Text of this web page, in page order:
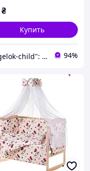
₴
Купить
"Angelok-child": Интернет-магазин детских товаров. Зимние комбинезоны. Зимние конверты в коляску 94%